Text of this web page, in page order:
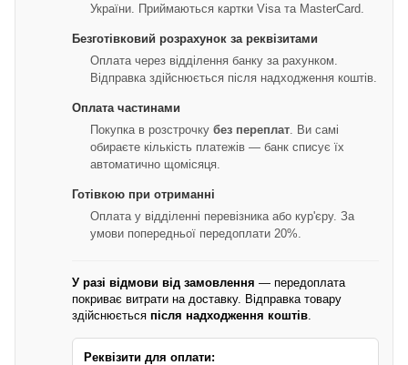
України. Приймаються картки Visa та MasterCard.
Безготівковий розрахунок за реквізитами
Оплата через відділення банку за рахунком.
Відправка здійснюється після надходження коштів.
Оплата частинами
Покупка в розстрочку без переплат . Ви самі
обираєте кількість платежів — банк списує їх
автоматично щомісяця.
Готівкою при отриманні
Оплата у відділенні перевізника або кур'єру. За
умови попередньої передоплати 20%.
У разі відмови від замовлення — передоплата
покриває витрати на доставку. Відправка товару
здійснюється після надходження коштів
Реквізити для оплати: